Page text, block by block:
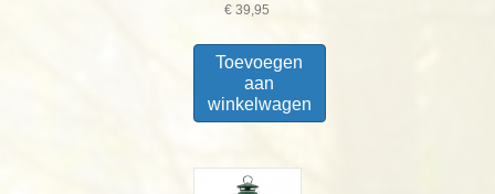
€ 39,95
Toevoegen
aan
winkelwagen